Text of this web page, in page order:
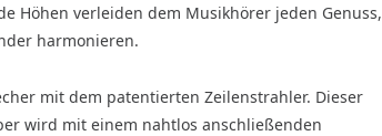
Höhen verleiden dem Musikhörer jeden Genuss,
harmonieren.
mit dem patentierten Zeilenstrahler. Dieser
wird mit einem nahtlos anschließenden